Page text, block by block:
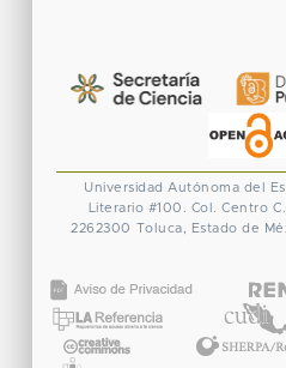
Universidad Autónoma del
Literario #100. Col. Centro
2262300 Toluca, Estado de